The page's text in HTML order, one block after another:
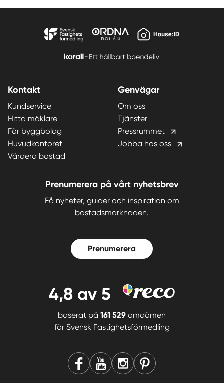
Kontakt
Kundservice
Hitta mäklare
För byggbolag
Huvudkontoret
Värdera bostad
Genvägar
Om oss
Tjänster
Pressrummet
Jobba hos oss
Prenumerera på vårt nyhetsbrev
Få nyheter, guider och inspiration om
bostadsmarknaden.
Prenumerera
4,8 av 5
baserat på 161 529 omdömen
för Svensk Fastighetsförmedling